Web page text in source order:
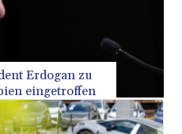
LAK
103151.896551
LKR 386.368803
LRD 207.915862
LSL 18.713665
LTL 3.410413
Erdogan zu
eingetroffen